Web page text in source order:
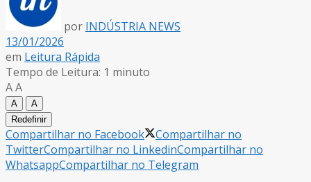
por INDÚSTRIA NEWS
13/01/2026
em Leitura Rápida
Tempo de Leitura: 1 minuto
AA
A
A
Redefinir
Compartilhar no Facebook
Compartilhar no
TwitterCompartilhar no LinkedinCompartilhar no
WhatsappCompartilhar no Telegram